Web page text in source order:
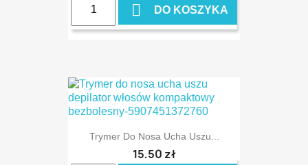
 DO KOSZYKA
Trymer Do Nosa Ucha Uszu...
15,50 zł